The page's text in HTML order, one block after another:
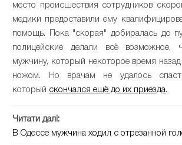
место происшествия сотрудников
медики предоставили ему
помощь. Пока "скорая" добиралась до
полицейские делали всё возможное,
мужчину, который некоторое время
ножом. Но врачам не удалось
который скончался ещё до их приезда.
Читати далі:
В Одессе мужчина ходил с отрезанной